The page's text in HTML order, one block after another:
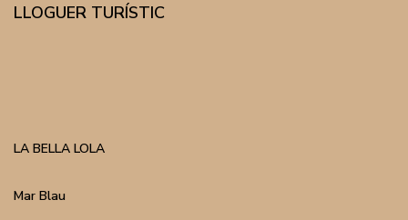
LLOGUER TURÍSTIC
LA BELLA LOLA
Mar Blau